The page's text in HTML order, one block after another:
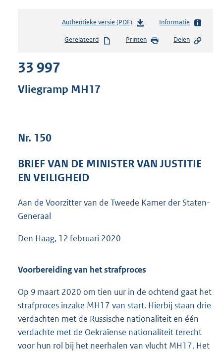
Authentieke versie (PDF)b
s
e
2
Informatie
Gerelateerd Printen Delen
33 997
Vliegramp MH17
Nr. 150
BRIEF VAN DE MINISTER VAN JUSTITIE
EN VEILIGHEID
Aan de Voorzitter van de Tweede Kamer der Staten-
Generaal
Den Haag, 12 februari 2020
Voorbereiding van het strafproces
Op 9 maart 2020 om tien uur in de ochtend gaat het
strafproces inzake MH17 van start. Hierbij staan drie
verdachten met de Russische nationaliteit en één
verdachte met de Oekraïense nationaliteit terecht
voor hun rol bij het neerhalen van vlucht MH17. Het